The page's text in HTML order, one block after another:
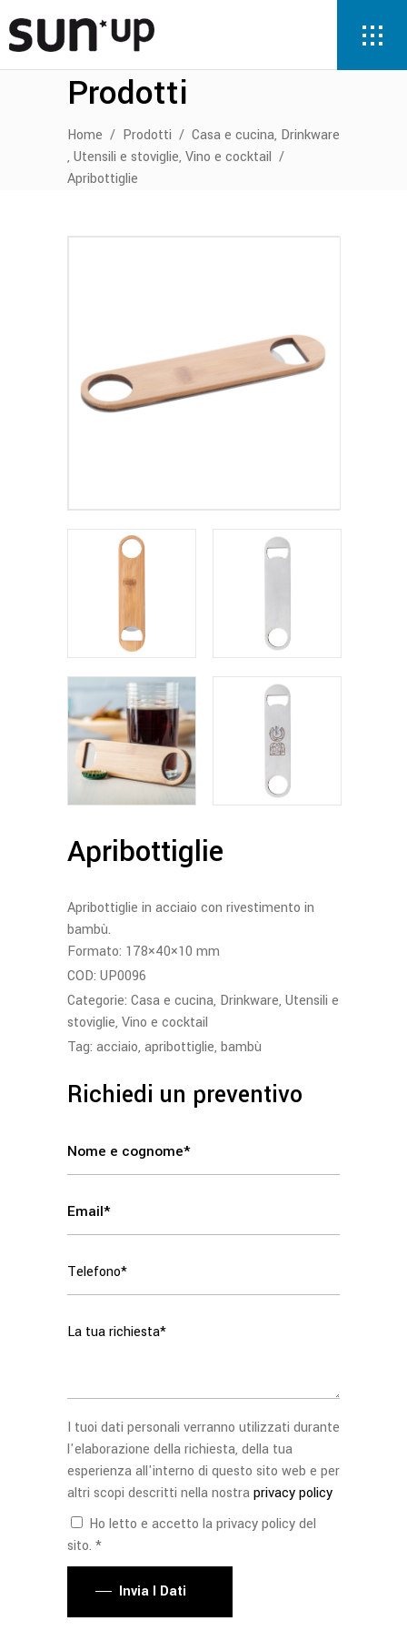
Prodotti
Home / Prodotti / Casa e cucina, Drinkware
, Utensili e stoviglie, Vino e cocktail /
Apribottiglie
Apribottiglie
Apribottiglie in acciaio con rivestimento in
bambù.
Formato: 178×40×10 mm
COD: UP0096
Categorie: Casa e cucina, Drinkware, Utensili e
stoviglie, Vino e cocktail
Tag: acciaio, apribottiglie, bambù
Richiedi un preventivo
I tuoi dati personali verranno utilizzati durante
l'elaborazione della richiesta, della tua
esperienza all'interno di questo sito web e per
altri scopi descritti nella nostraprivacy policy
Ho letto e accetto la privacy policy del
sito. *
Invia I Dati